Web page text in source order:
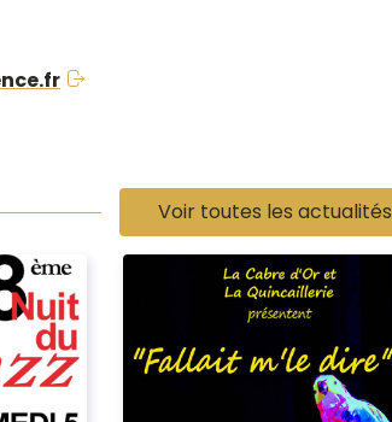
Voir toutes les actualités